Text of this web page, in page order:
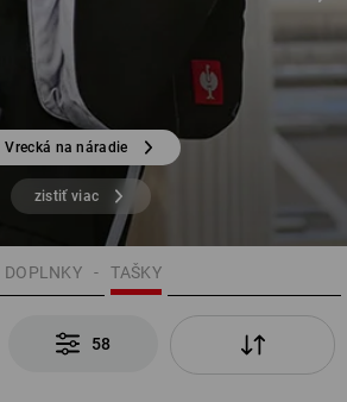
Vrecká na náradie
zistiť viac
TAŠKY
DOPLNKY
58